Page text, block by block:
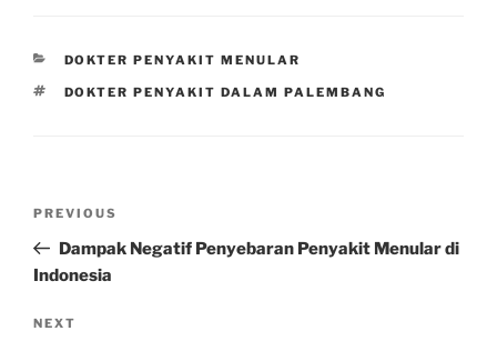
CATEGORIES
DOKTER PENYAKIT MENULAR
TAGS
DOKTER PENYAKIT DALAM PALEMBANG
Previous
Post
PREVIOUS
Dampak Negatif Penyebaran Penyakit Menular di
Indonesia
Next
NEXT